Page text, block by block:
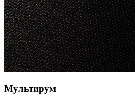
Мультирум